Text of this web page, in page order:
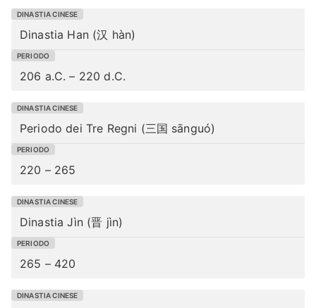
Dinastia Han (汉 hàn)
206 a.C. – 220 d.C.
Periodo dei Tre Regni (三国 sānguó)
220 – 265
Dinastia Jìn (晋 jìn)
265 – 420